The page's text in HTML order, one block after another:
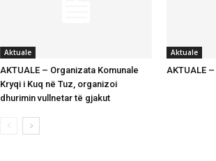
Aktuale
AKTUALE – Organizata Komunale
Kryqi i Kuq në Tuz, organizoi
dhurimin vullnetar të gjakut
Aktuale
AKTUALE